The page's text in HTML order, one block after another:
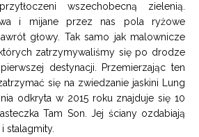
wszechobecną zielenią.
i mijane przez nas pola ryżowe
głowy. Tak samo jak malownicze
zatrzymywaliśmy się po drodze
destynacji. Przemierzając ten
się na zwiedzanie jaskini Lung
odkryta w 2015 roku znajduje się 10
Tam Son. Jej ściany ozdabiają
stalagmity.